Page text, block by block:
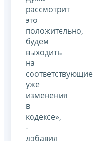
рассмотрит
это
положительно,
будем
выходить
на
соответствующие
уже
изменения
в
кодексе»,
-
добавил